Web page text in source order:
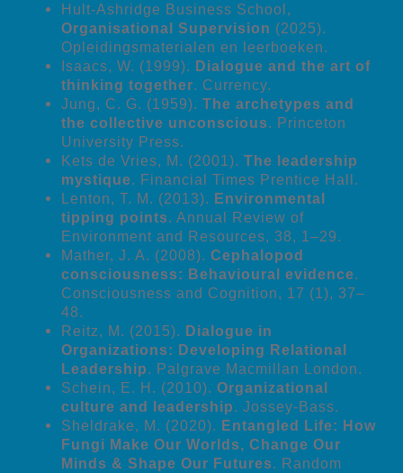
Hult-Ashridge Business School,
Organisational Supervision (2025).
Opleidingsmaterialen en leerboeken.
Isaacs, W. (1999). Dialogue and the art of
thinking together. Currency.
Jung, C. G. (1959). The archetypes and
the collective unconscious. Princeton
University Press.
Kets de Vries, M. (2001). The leadership
mystique. Financial Times Prentice Hall.
Lenton, T. M. (2013). Environmental
tipping points. Annual Review of
Environment and Resources, 38, 1–29.
Mather, J. A. (2008). Cephalopod
consciousness: Behavioural evidence.
Consciousness and Cognition, 17 (1), 37–
48.
Reitz, M. (2015). Dialogue in
Organizations: Developing Relational
Leadership. Palgrave Macmillan London.
Schein, E. H. (2010). Organizational
culture and leadership. Jossey-Bass.
Sheldrake, M. (2020). Entangled Life: How
Fungi Make Our Worlds, Change Our
Minds & Shape Our Futures. Random